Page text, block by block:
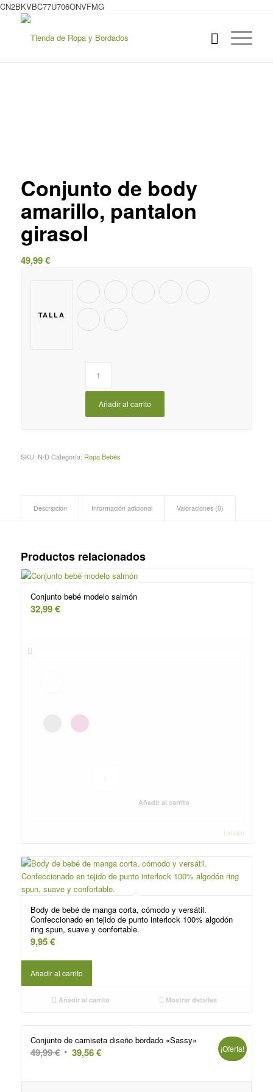
CN2BKVBC77U706ONVFMG
Conjunto de body
amarillo, pantalon
girasol
49,99€
TALLA
Añadir al carrito
SKU: N/D Categoría: Ropa Bebés
Descripción Información adicional Valoraciones (0)
Productos relacionados
Conjunto bebé modelo salmón
32,99€
Limpiar
Añadir al carrito
Body de bebé de manga corta, cómodo y versátil.
Confeccionado en tejido de punto interlock 100% algodón
ring spun, suave y confortable.
9,95€
Añadir al carrito
Añadir al carrito Mostrar detalles
Conjunto de camiseta diseño bordado «Sassy»
49,99€ El 39,56€El
¡Oferta!